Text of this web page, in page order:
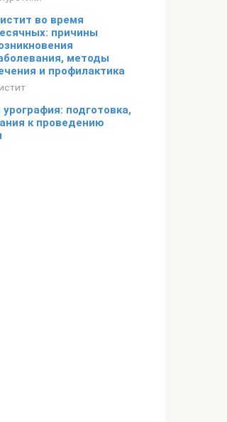
во время
причины
методы
и профилактика
подготовка,
к проведению